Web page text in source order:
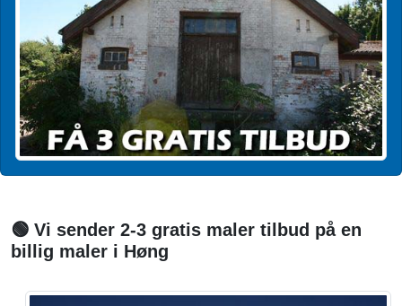
🟢 Vi sender 2-3 gratis maler tilbud på en
billig maler i Høng